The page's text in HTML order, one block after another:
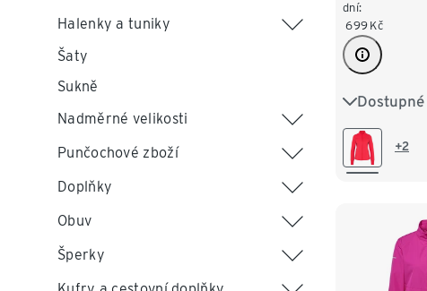
Halenky a tuniky
Šaty
Sukně
Nadměrné velikosti
Punčochové zboží
Doplňky
Obuv
Šperky
dní:
699 Kč
XS 32/34
M 40/42+2